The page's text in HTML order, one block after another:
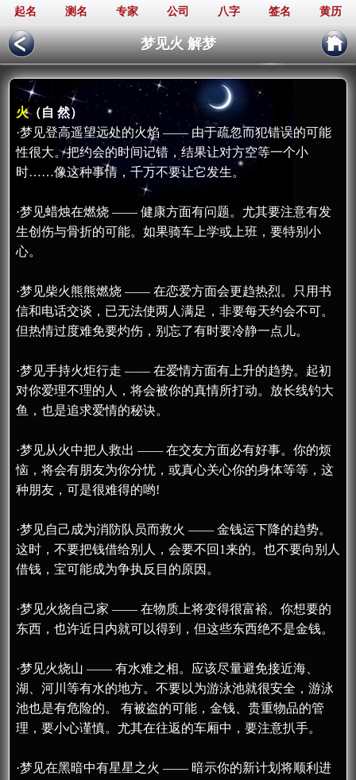
起名 测名 专家 公司 八字 签名 黄历
梦见火 解梦
火（自 然）
·梦见登高遥望远处的火焰 —— 由于疏忽而犯错误的可能
性很大。把约会的时间记错，结果让对方空等一个小
时……像这种事情，千万不要让它发生。
·梦见蜡烛在燃烧 —— 健康方面有问题。尤其要注意有发
生创伤与骨折的可能。如果骑车上学或上班，要特别小
心。
·梦见柴火熊熊燃烧 —— 在恋爱方面会更趋热烈。只用书
信和电话交谈，已无法使两人满足，非要每天约会不可。
但热情过度难免要灼伤，别忘了有时要冷静一点儿。
·梦见手持火炬行走 —— 在爱情方面有上升的趋势。起初
对你爱理不理的人，将会被你的真情所打动。放长线钓大
鱼，也是追求爱情的秘诀。
·梦见从火中把人救出 —— 在交友方面必有好事。你的烦
恼，将会有朋友为你分忧，或真心关心你的身体等等，这
种朋友，可是很难得的哟!
·梦见自己成为消防队员而救火 —— 金钱运下降的趋势。
这时，不要把钱借给别人，会要不回1来的。也不要向别人
借钱，宝可能成为争执反目的原因。
·梦见火烧自己家 —— 在物质上将变得很富裕。你想要的
东西，也许近日内就可以得到，但这些东西绝不是金钱。
·梦见火烧山 —— 有水难之相。应该尽量避免接近海、
湖、河川等有水的地方。不要以为游泳池就很安全，游泳
池也是有危险的。 有被盗的可能，金钱、贵重物品的管
理，要小心谨慎。尤其在往返的车厢中，要注意扒手。
·梦见在黑暗中有星星之火 —— 暗示你的新计划将顺利进